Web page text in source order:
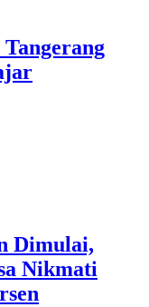
Dimulai,
Nikmati